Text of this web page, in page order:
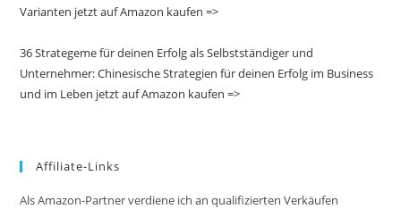
Varianten jetzt auf Amazon kaufen =>
36 Strategeme für deinen Erfolg als Selbstständiger und
Unternehmer: Chinesische Strategien für deinen Erfolg im Business
und im Leben jetzt auf Amazon kaufen =>
Affiliate-Links
Als Amazon-Partner verdiene ich an qualifizierten Verkäufen